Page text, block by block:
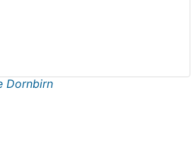
Dornbirn